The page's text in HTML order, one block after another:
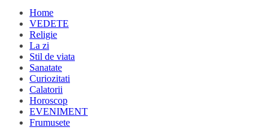
Home
VEDETE
Religie
La zi
Stil de viata
Sanatate
Curiozitati
Calatorii
Horoscop
EVENIMENT
Frumusete